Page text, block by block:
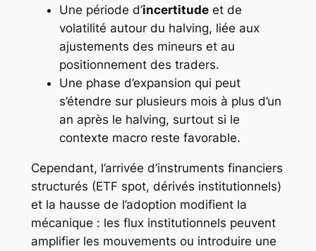
Une période d’incertitudeet de
volatilité autour du halving, liée aux
ajustements des mineurs et au
positionnement des traders.
Une phase d’expansion qui peut
s’étendre sur plusieurs mois à plus d’un
an après le halving, surtout si le
contexte macro reste favorable.
Cependant, l’arrivée d’instruments financiers
structurés (ETF spot, dérivés institutionnels)
et la hausse de l’adoption modifient la
mécanique : les flux institutionnels peuvent
amplifier les mouvements ou introduire une